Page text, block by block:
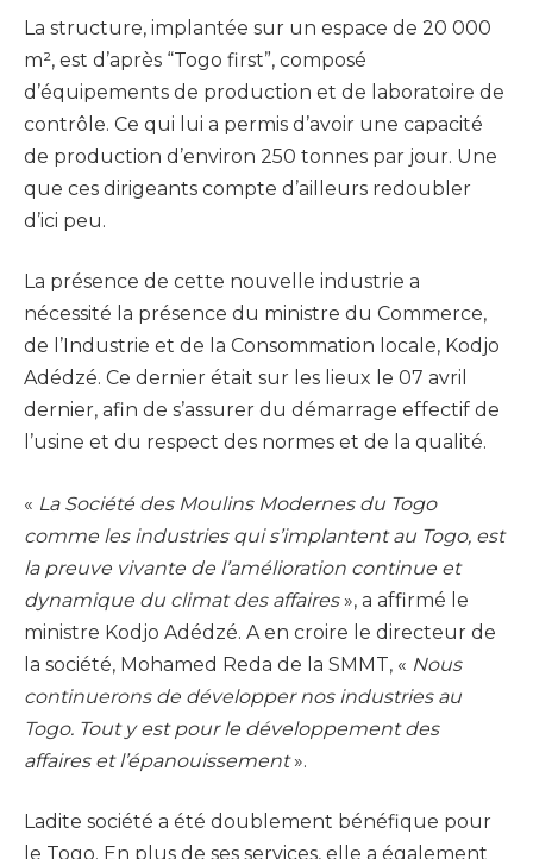
La structure, implantée sur un espace de 20 000
m², est d’après “Togo first”, composé
d’équipements de production et de laboratoire de
contrôle. Ce qui lui a permis d’avoir une capacité
de production d’environ 250 tonnes par jour. Une
que ces dirigeants compte d’ailleurs redoubler
d’ici peu.
La présence de cette nouvelle industrie a
nécessité la présence du ministre du Commerce,
de l’Industrie et de la Consommation locale, Kodjo
Adédzé. Ce dernier était sur les lieux le 07 avril
dernier, afin de s’assurer du démarrage effectif de
l’usine et du respect des normes et de la qualité.
« La Société des Moulins Modernes du Togo
comme les industries qui s’implantent au Togo, est
la preuve vivante de l’amélioration continue et
dynamique du climat des affaires», a affirmé le
ministre Kodjo Adédzé. A en croire le directeur de
la société, Mohamed Reda de la SMMT, « Nous
continuerons de développer nos industries au
Togo. Tout y est pour le développement des
affaires et l’épanouissement».
Ladite société a été doublement bénéfique pour
le Togo. En plus de ses services, elle a également